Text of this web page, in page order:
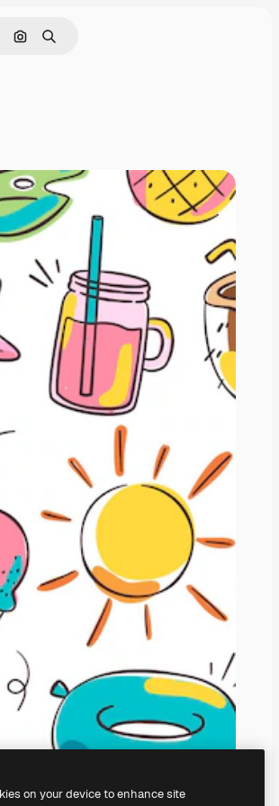
Pesquisar por imagem
Buscar
on your device to enhance site